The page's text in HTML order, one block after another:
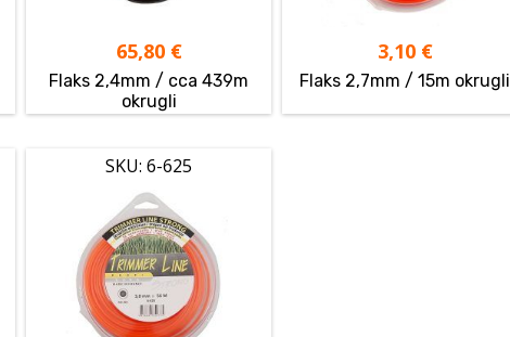
65,80 €
Flaks 2,4mm / cca 439m
okrugli
3,10 €
Flaks 2,7mm / 15m okrugli
SKU: 6-625